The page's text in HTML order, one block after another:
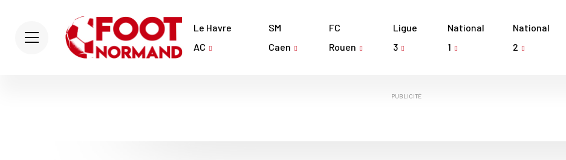
Le Havre
AC
SM
Caen
FC
Rouen
Ligue
3
National
1
National
2
PUBLICITÉ